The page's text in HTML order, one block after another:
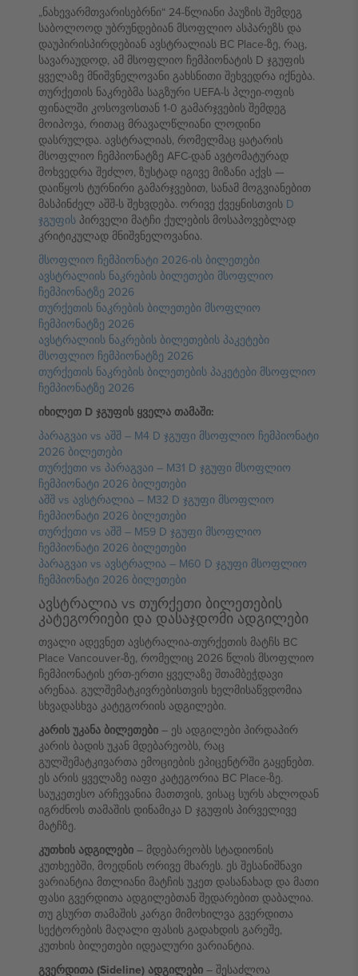
„ნახევარმთვარისებრნი“ 24-წლიანი პაუზის შემდეგ
საბოლოოდ უბრუნდებიან მსოფლიო ასპარეზს და
დაუპირისპირდებიან ავსტრალიას BC Place-ზე, რაც,
სავარაუდოდ, ამ მსოფლიო ჩემპიონატის D ჯგუფის
ყველაზე მნიშვნელოვანი გახსნითი შეხვედრა იქნება.
თურქეთის ნაკრებმა საგზური UEFA-ს პლეი-ოფის
ფინალში კოსოვოსთან 1-0 გამარჯვების შემდეგ
მოიპოვა, რითაც მრავალწლიანი ლოდინი
დასრულდა. ავსტრალიას, რომელმაც ყატარის
მსოფლიო ჩემპიონატზე AFC-დან ავტომატურად
მოხვედრა შეძლო, ზუსტად იგივე მიზანი აქვს —
დაიწყოს ტურნირი გამარჯვებით, სანამ მოგვიანებით
მასპინძელ აშშ-ს შეხვდება. ორივე ქვეყნისთვის D
ჯგუფის პირველი მატჩი ქულების მოსაპოვებლად
კრიტიკულად მნიშვნელოვანია.
მსოფლიო ჩემპიონატი 2026-ის ბილეთები
ავსტრალიის ნაკრების ბილეთები მსოფლიო
ჩემპიონატზე 2026
თურქეთის ნაკრების ბილეთები მსოფლიო
ჩემპიონატზე 2026
ავსტრალიის ნაკრების ბილეთების პაკეტები
მსოფლიო ჩემპიონატზე 2026
თურქეთის ნაკრების ბილეთების პაკეტები მსოფლიო
ჩემპიონატზე 2026
იხილეთ D ჯგუფის ყველა თამაში:
პარაგვაი vs აშშ – M4 D ჯგუფი მსოფლიო ჩემპიონატი
2026 ბილეთები
თურქეთი vs პარაგვაი – M31 D ჯგუფი მსოფლიო
ჩემპიონატი 2026 ბილეთები
აშშ vs ავსტრალია – M32 D ჯგუფი მსოფლიო
ჩემპიონატი 2026 ბილეთები
თურქეთი vs აშშ – M59 D ჯგუფი მსოფლიო
ჩემპიონატი 2026 ბილეთები
პარაგვაი vs ავსტრალია – M60 D ჯგუფი მსოფლიო
ჩემპიონატი 2026 ბილეთები
ავსტრალია vs თურქეთი ბილეთების
კატეგორიები და დასაჯდომი ადგილები
თვალი ადევნეთ ავსტრალია-თურქეთის მატჩს BC
Place Vancouver-ზე, რომელიც 2026 წლის მსოფლიო
ჩემპიონატის ერთ-ერთი ყველაზე შთამბეჭდავი
არენაა. გულშემატკივრებისთვის ხელმისაწვდომია
სხვადასხვა კატეგორიის ადგილები.
კარის უკანა ბილეთები – ეს ადგილები პირდაპირ
კარის ბადის უკან მდებარეობს, რაც
გულშემატკივართა ემოციების ეპიცენტრში გაყენებთ.
ეს არის ყველაზე იაფი კატეგორია BC Place-ზე.
საუკეთესო არჩევანია მათთვის, ვისაც სურს ახლოდან
იგრძნოს თამაშის დინამიკა D ჯგუფის პირველივე
მატჩზე.
კუთხის ადგილები – მდებარეობს სტადიონის
კუთხეებში, მოედნის ორივე მხარეს. ეს შესანიშნავი
ვარიანტია მთლიანი მატჩის უკეთ დასანახად და მათი
ფასი გვერდითა ადგილებთან შედარებით დაბალია.
თუ გსურთ თამაშის კარგი მიმოხილვა გვერდითა
სექტორების მაღალი ფასის გადახდის გარეშე,
კუთხის ბილეთები იდეალური ვარიანტია.
გვერდითა (Sideline) ადგილები – შესაძლოა